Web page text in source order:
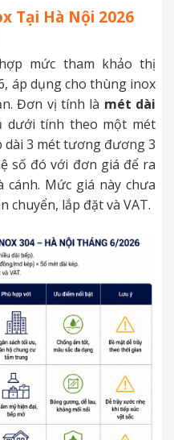
Tại Hà Nội 2026
mức tham khảo thị
áp dụng cho thùng inox
Đơn vị tính là mét dài
dưới tính theo một mét
dài 3 mét tương đương 3
số đó với đơn giá để ra
Mức giá này chưa
chuyển, lắp đặt và VAT.